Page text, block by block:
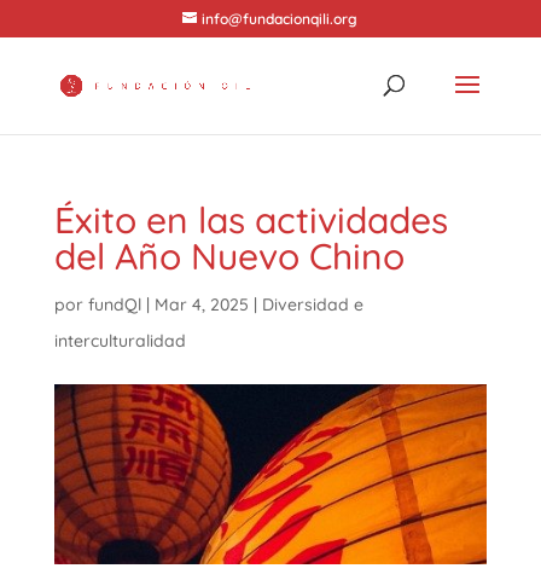
info@fundacionqili.org
Éxito en las actividades
del Año Nuevo Chino
por fundQl| Mar 4, 2025 | Diversidad e
interculturalidad